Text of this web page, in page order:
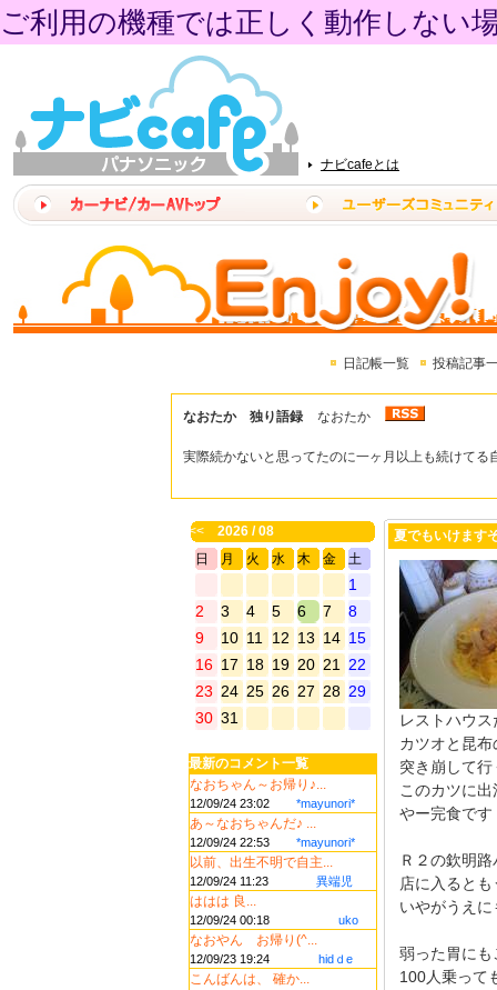
ご利用の機種では正しく動作しない
ナビcafeとは
日記帳一覧 投稿記事
なおたか 独り語録 なおたか
実際続かないと思ってたのに一ヶ月以上も続けてる
<<
2026 / 08
日
月 火 水 木 金 土
1
2
3 4 5 6 7
8
9
10 11 12 13 14 15
16 17 18 19 20 21
22
23 24 25 26 27 28 29
30 31
最新のコメント一覧
なおちゃん～お帰り♪...
12/09/24 23:02 *mayunori*
あ～なおちゃんだ♪ ...
12/09/24 22:53 *mayunori*
以前、出生不明で自主...
12/09/24 11:23 異端児
ははは 良...
12/09/24 00:18 uko
なおやん お帰り(^...
12/09/23 19:24 hidｄe
こんばんは、 確か...
夏でもいけます
レストハウ
カツオと昆
突き崩して
このカツに
やー完食です
Ｒ２の欽明
店に入ると
いやがうえ
弱った胃に
100人乗って